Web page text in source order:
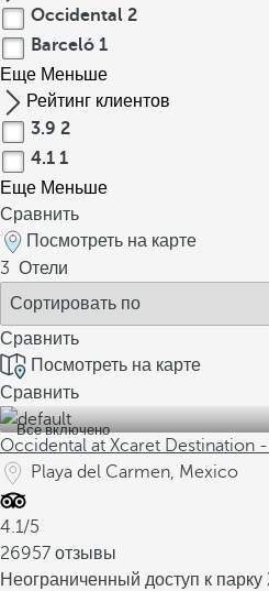
Occidental 2
Barceló 1
Еще Меньше
Рейтинг клиентов
3.9 2
4.1 1
Еще Меньше
Сравнить
Посмотреть на карте
3 Отели
Сравнить
Посмотреть на карте
Сравнить
Все включено
Occidental at Xcaret Destination
Playa del Carmen, Mexico
4.1/5
26957 отзывы
Неограниченный доступ к